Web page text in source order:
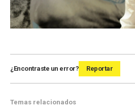
¿Encontraste un error? Reportar
Temas relacionados